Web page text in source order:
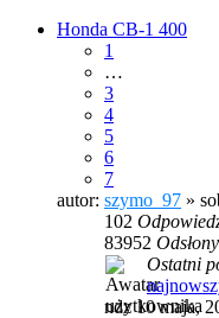
Honda CB-1 400
1
…
3
4
5
6
7
autor: szymo_97 »
102
83952 Odsłony
Ostatni
ndz 10 maja,